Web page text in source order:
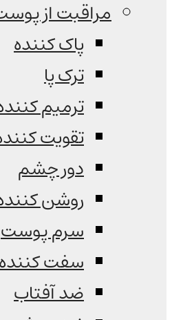
مراقبت از
پاک کننده
ترک پا
ترمیم
تقویت
دور چشم
روشن
سرم پوست
سفت
ضد آفتاب